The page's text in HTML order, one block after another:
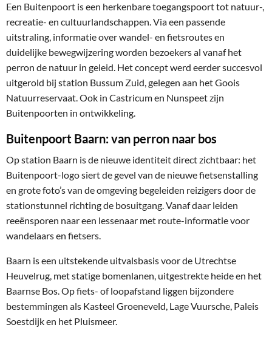
Een Buitenpoort is een herkenbare toegangspoort tot natuur-,
recreatie- en cultuurlandschappen. Via een passende
uitstraling, informatie over wandel- en fietsroutes en
duidelijke bewegwijzering worden bezoekers al vanaf het
perron de natuur in geleid. Het concept werd eerder succesvol
uitgerold bij station Bussum Zuid, gelegen aan het Goois
Natuurreservaat. Ook in Castricum en Nunspeet zijn
Buitenpoorten in ontwikkeling.
Buitenpoort Baarn: van perron naar bos
Op station Baarn is de nieuwe identiteit direct zichtbaar: het
Buitenpoort-logo siert de gevel van de nieuwe fietsenstalling
en grote foto’s van de omgeving begeleiden reizigers door de
stationstunnel richting de bosuitgang. Vanaf daar leiden
reeënsporen naar een lessenaar met route-informatie voor
wandelaars en fietsers.
Baarn is een uitstekende uitvalsbasis voor de Utrechtse
Heuvelrug, met statige bomenlanen, uitgestrekte heide en het
Baarnse Bos. Op fiets- of loopafstand liggen bijzondere
bestemmingen als Kasteel Groeneveld, Lage Vuursche, Paleis
Soestdijk en het Pluismeer.